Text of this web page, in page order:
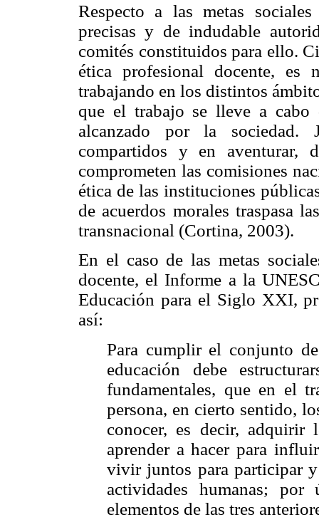
Respecto a las metas
precisas y de indudable
comités constituidos para ello.
ética profesional docente, es
trabajando en los distintos
que el trabajo se lleve a
alcanzado por la sociedad.
compartidos y en aventurar,
comprometen las comisiones
ética de las instituciones
de acuerdos morales traspasa
transnacional (Cortina, 2003).
En el caso de las metas
docente, el Informe a la
Educación para el Siglo XXI,
así:
Para cumplir el conjunto
educación debe
fundamentales, que en el
persona, en cierto sentido,
conocer, es decir, adquirir
aprender a hacer para
vivir juntos para participar
actividades humanas;
elementos de las tres